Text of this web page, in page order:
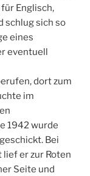
Englisch,
schlug sich so
eines
eventuell
dort zum
im
1942 wurde
Bei
er zur Roten
Seite und